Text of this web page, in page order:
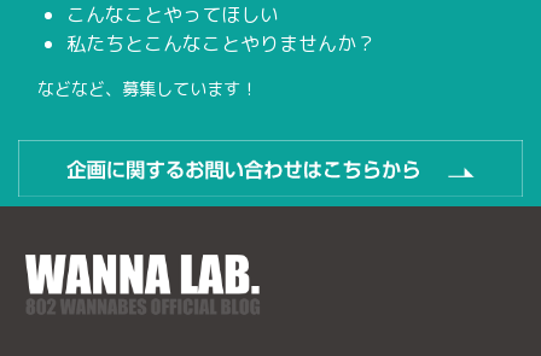
こんなことやってほしい
私たちとこんなことやりませんか？
などなど、募集しています！